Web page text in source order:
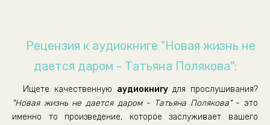
Рецензия к аудиокниге "Новая жизнь не
дается даром - Татьяна Полякова":
Ищете качественную аудиокнигудля прослушивания?
"Новая жизнь не дается даром - Татьяна Полякова"- это
именно то произведение, которое заслуживает вашего